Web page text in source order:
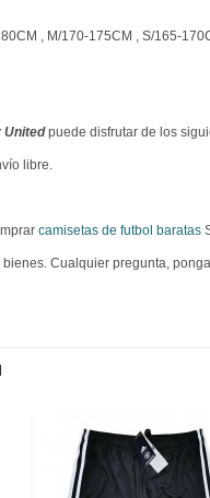
, M/170-175CM , S/165-
Unitedpuede disfrutar de los
libre.
camisetas de futbol baratas
Cualquier pregunta,